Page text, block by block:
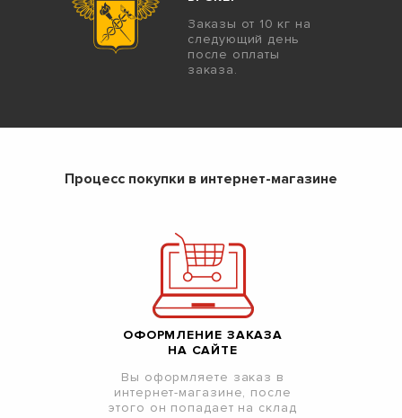
Заказы от 10 кг на
следующий день
после оплаты
заказа.
Процесс покупки в интернет-магазине
ОФОРМЛЕНИЕ ЗАКАЗА
НА САЙТЕ
Вы оформляете заказ в
интернет-магазине, после
этого он попадает на склад